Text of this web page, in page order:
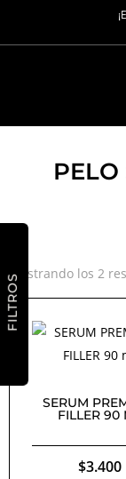
FILTROS
PELO
Mostrando los 2
SERUM
FILLER 90
$3.400